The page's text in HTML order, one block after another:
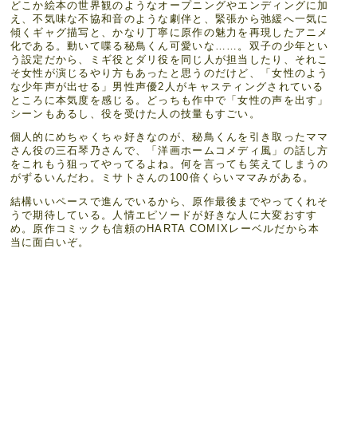
どこか絵本の世界観のようなオープニングやエンディングに加
え、不気味な不協和音のような劇伴と、緊張から弛緩へ一気に
傾くギャグ描写と、かなり丁寧に原作の魅力を再現したアニメ
化である。動いて喋る秘鳥くん可愛いな……。双子の少年とい
う設定だから、ミギ役とダリ役を同じ人が担当したり、それこ
そ女性が演じるやり方もあったと思うのだけど、「女性のよう
な少年声が出せる」男性声優2人がキャスティングされている
ところに本気度を感じる。どっちも作中で「女性の声を出す」
シーンもあるし、役を受けた人の技量もすごい。
個人的にめちゃくちゃ好きなのが、秘鳥くんを引き取ったママ
さん役の三石琴乃さんで、「洋画ホームコメディ風」の話し方
をこれもう狙ってやってるよね。何を言っても笑えてしまうの
がずるいんだわ。ミサトさんの100倍くらいママみがある。
結構いいペースで進んでいるから、原作最後までやってくれそ
うで期待している。人情エピソードが好きな人に大変おすす
め。原作コミックも信頼のHARTA COMIXレーベルだから本
当に面白いぞ。